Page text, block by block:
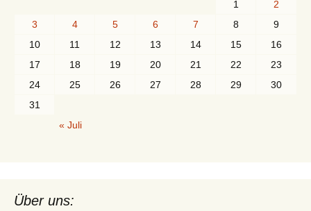
1
2
3
4 5 6 7 8
9
10
11 12 13 14 15
16
17
18 19 20 21 22
23
24
25 26 27 28 29
30
31
« Juli
Über uns: